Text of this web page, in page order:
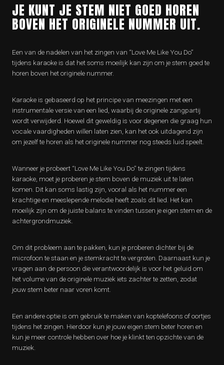
JE KUNT JE STEM NIET GOED HOREN
BOVEN HET ORIGINELE NUMMER UIT.
Een van de nadelen van het zingen van “Love Me Like You Do”
tijdens karaoke is dat het soms moeilijk kan zijn om je stem goed te
horen boven het originele nummer.
Karaoke is gebaseerd op het principe van meezingen met een
instrumentale versie van een lied, waarbij de originele zangpartij
wordt verwijderd. Hoewel dit geweldig is voor degenen die graag hun
vocale vaardigheden willen laten zien, kan het ook uitdagend zijn
om jezelf te horen als het originele nummer nog steeds luid speelt.
Wanneer je probeert “Love Me Like You Do” te zingen tijdens
karaoke, moet je proberen je stem boven de muziek uit te laten
komen. Dit kan soms lastig zijn, vooral als het nummer een
krachtige en meeslepende melodie heeft zoals dit lied. Het kan
moeilijk zijn om de juiste balans te vinden tussen je eigen stem en de
achtergrondmuziek.
Om dit probleem aan te pakken, kun je proberen dichter bij de
microfoon te staan en je stemkracht te vergroten. Daarnaast kun je
vragen aan de persoon die verantwoordelijk is voor het geluid om
het volume van de originele muziek iets zachter te zetten, zodat
jouw stem beter naar voren komt.
Een andere optie is om gebruik te maken van koptelefoons of oortjes
tijdens het zingen. Hierdoor kun je jouw eigen stem beter horen en
kun je meer controle hebben over hoe je klinkt ten opzichte van de
muziek.